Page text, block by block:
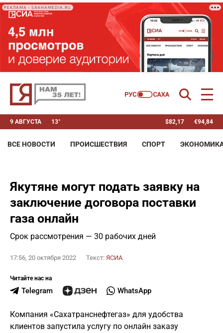
РЕКЛАМА • SAKHAMEDIA.RU
9 АВГУСТА 13° $82,17 €94,84
ВСЕ НОВОСТИ ПРОИСШЕСТВИЯ СПОРТ
Якутяне могут подать заявку на
заключение договора поставки
газа онлайн
Срок рассмотрения — 30 рабочих дней
17:56, 20 октября 2022 Текст: ЯСИА
Читайте нас на
Telegram WhatsApp
Компания «Сахатранснефтегаз» для удобства
клиентов запустила услугу по онлайн заказу